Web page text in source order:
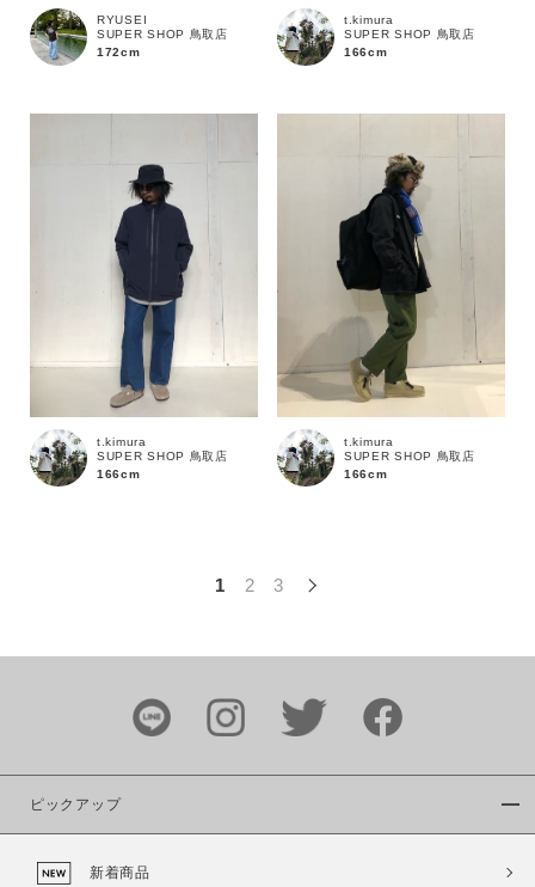
この条件で絞り込む
RYUSEI
SUPER SHOP 鳥取店
172cm
t.kimura
SUPER SHOP 鳥取店
166cm
t.kimura
SUPER SHOP 鳥取店
166cm
t.kimura
SUPER SHOP 鳥取店
166cm
1 2 3
ピックアップ
新着商品